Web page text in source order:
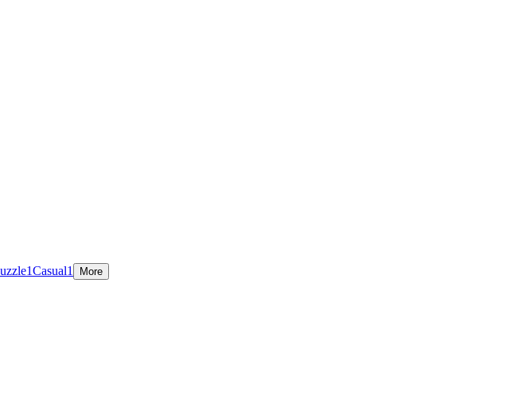
1Casual1 More